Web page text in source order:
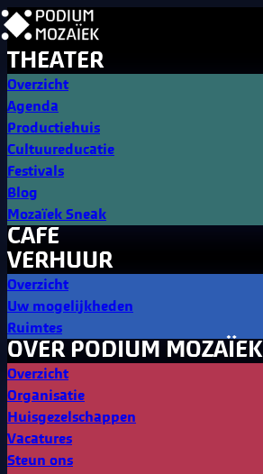
THEATER
Overzicht
Agenda
Productiehuis
Cultuureducatie
Festivals
Blog
Mozaïek Sneak
CAFE
VERHUUR
Overzicht
Uw mogelijkheden
Ruimtes
OVER PODIUM MOZAÏEK
Overzicht
Organisatie
Huisgezelschappen
Vacatures
Steun ons